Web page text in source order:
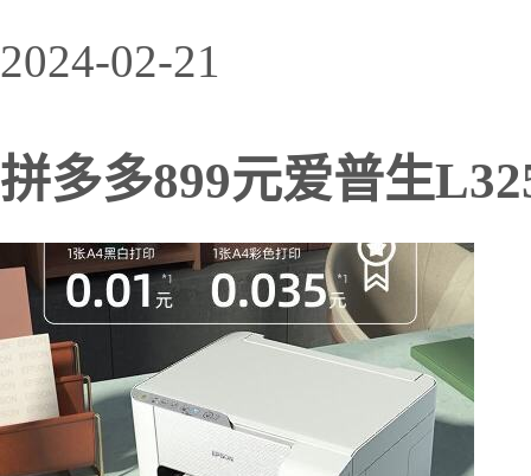
2024-02-21
拼多多899元爱普生